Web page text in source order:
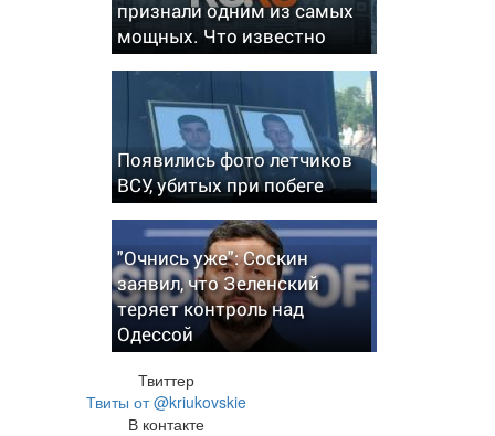
признали одним из самых
мощных. Что известно
Появились фото летчиков
ВСУ, убитых при побеге
"Очнись уже": Соскин
заявил, что Зеленский
теряет контроль над
Одессой
Твиттер
Твиты от @kriukovskie
В контакте